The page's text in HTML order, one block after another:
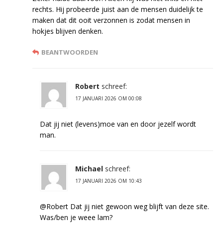
rechts. Hij probeerde juist aan de mensen duidelijk te
maken dat dit ooit verzonnen is zodat mensen in
hokjes blijven denken.
BEANTWOORDEN
Robert schreef:
17 JANUARI 2026 OM 00:08
Dat jij niet (levens)moe van en door jezelf wordt
man.
Michael schreef:
17 JANUARI 2026 OM 10:43
@Robert Dat jij niet gewoon weg blijft van deze site.
Was/ben je weee lam?